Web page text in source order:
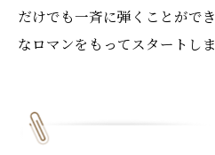
だけでも一斉に弾くことが
なロマンをもってスタートしま